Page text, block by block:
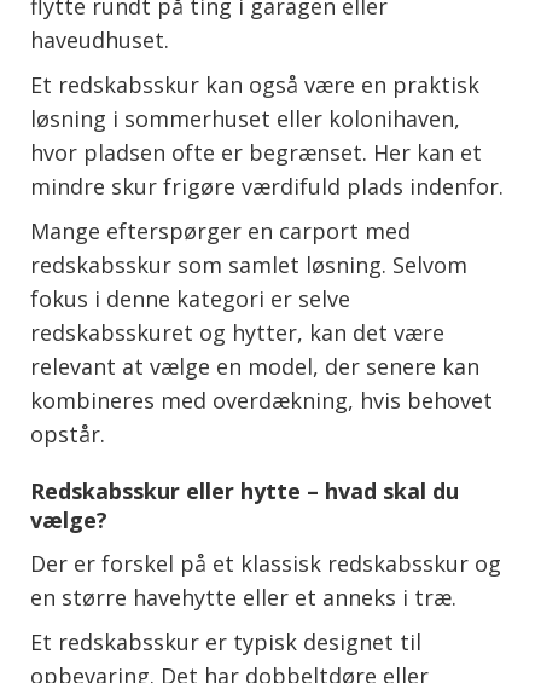
flytte rundt på ting i garagen eller
haveudhuset.
Et redskabsskur kan også være en praktisk
løsning i sommerhuset eller kolonihaven,
hvor pladsen ofte er begrænset. Her kan et
mindre skur frigøre værdifuld plads indenfor.
Mange efterspørger en carport med
redskabsskur som samlet løsning. Selvom
fokus i denne kategori er selve
redskabsskuret og hytter, kan det være
relevant at vælge en model, der senere kan
kombineres med overdækning, hvis behovet
opstår.
Redskabsskur eller hytte – hvad skal du
vælge?
Der er forskel på et klassisk redskabsskur og
en større havehytte eller et anneks i træ.
Et redskabsskur er typisk designet til
opbevaring. Det har dobbeltdøre eller